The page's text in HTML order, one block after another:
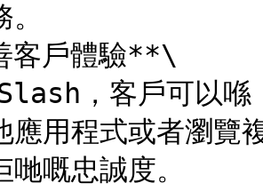
戶體驗**\
應用程式或者瀏覽
嘅忠誠度。